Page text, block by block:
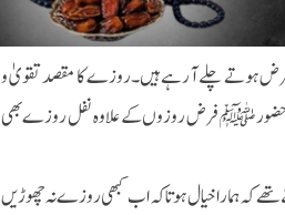
ہوتے چلے آ رہے ہیں۔روزے کا مقصد تقویٰ و
ﷺ فرض روزوں کے علاوہ نفل روزے بھی
کہ ہمارا خیال ہوتا کہ اب کبھی روزے نہ چھوڑیں